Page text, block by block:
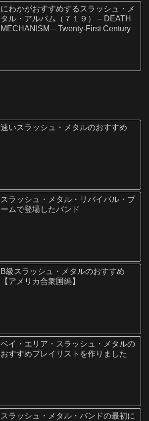
にわかがおすすめするスラッシュ・メ
タル・アルバム（７１９） – DEATH
MECHANISM – Twenty-First Century
速いスラッシュ・メタルのおすすめ
スラッシュ・メタル・リバイバル・ブ
ームで登場したバンド
B級スラッシュ・メタルのおすすめ
【アメリカ合衆国編】
ベイ・エリア・スラッシュ・メタルの
おすすめプレイリストを作りました
スラッシュ・メタル・バンドの最初に